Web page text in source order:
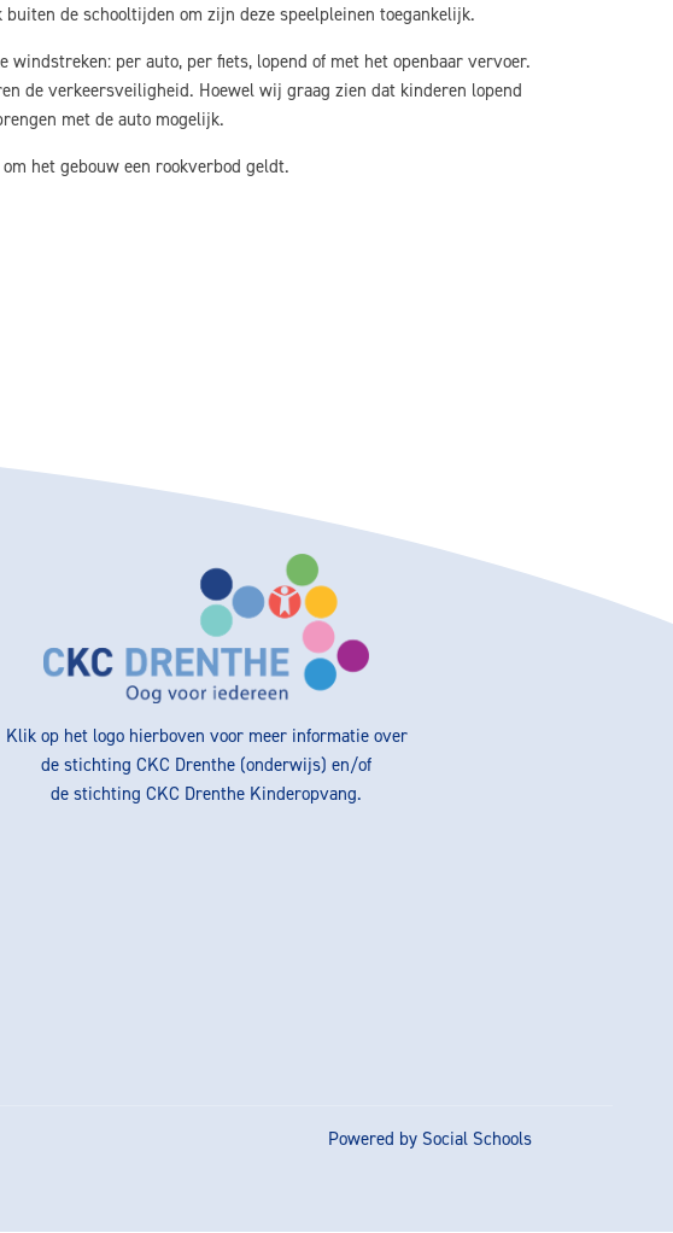
de schooltijden om zijn deze speelpleinen toegankelijk.
per auto, per fiets, lopend of met het openbaar vervoer.
de verkeersveiligheid. Hoewel wij graag zien dat kinderen lopend
met de auto mogelijk.
het gebouw een rookverbod geldt.
Klik op het logo hierboven voor meer informatie over
de stichting CKC Drenthe (onderwijs) en/of
de stichting CKC Drenthe Kinderopvang.
Powered by Social Schools